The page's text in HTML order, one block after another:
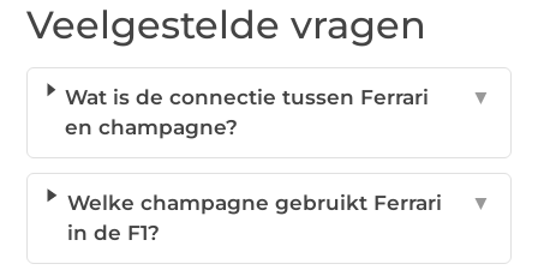
Veelgestelde vragen
Wat is de connectie tussen Ferrari
en champagne?
▼
Welke champagne gebruikt Ferrari
in de F1?
▼